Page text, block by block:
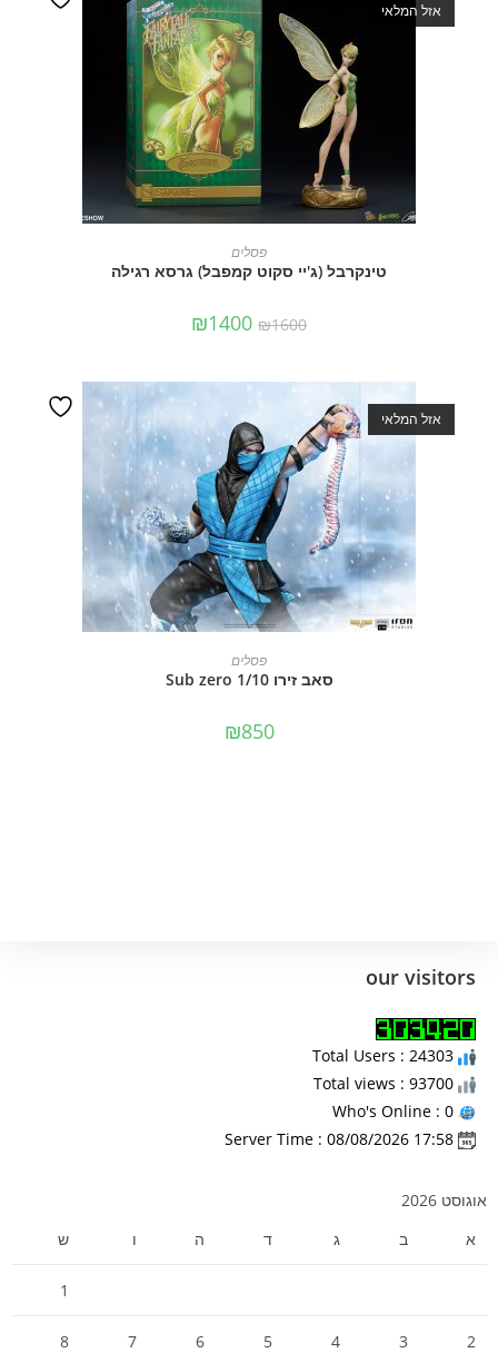
אזל המלאי
מידע נוסף
פסלים
טינקרבל (ג'יי סקוט קמפבל) גרסא רגילה
₪1600
₪1400
אזל המלאי
מידע נוסף
פסלים
סאב זירו 1/10 Sub zero
₪850
our visitors
אוגוסט 2026
א
ב ג ד ה ו ש
1
2
3
4
5
6
7
8